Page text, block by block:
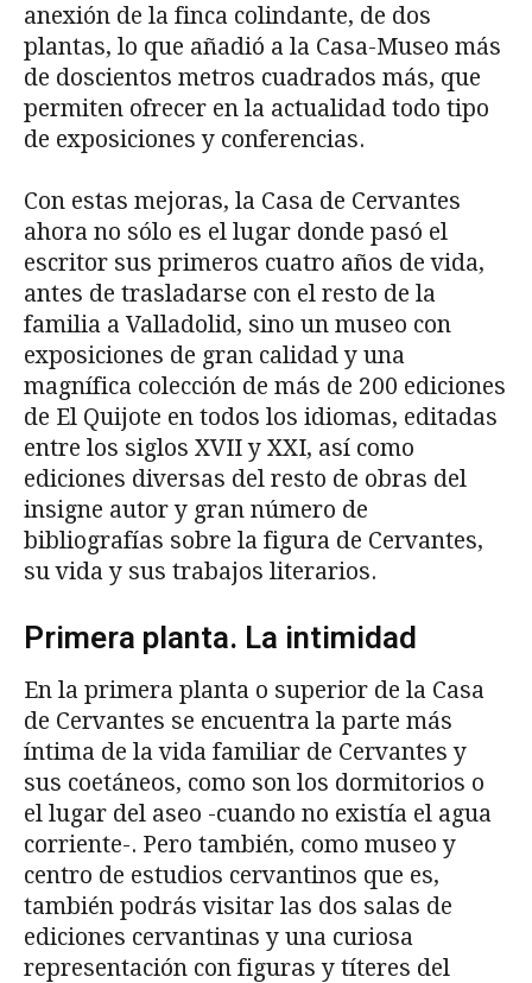
anexión de la finca colindante, de dos
plantas, lo que añadió a la Casa-Museo más
de doscientos metros cuadrados más, que
permiten ofrecer en la actualidad todo tipo
de exposiciones y conferencias.
Con estas mejoras, la Casa de Cervantes
ahora no sólo es el lugar donde pasó el
escritor sus primeros cuatro años de vida,
antes de trasladarse con el resto de la
familia a Valladolid, sino un museo con
exposiciones de gran calidad y una
magnífica colección de más de 200 ediciones
de El Quijote en todos los idiomas, editadas
entre los siglos XVII y XXI, así como
ediciones diversas del resto de obras del
insigne autor y gran número de
bibliografías sobre la figura de Cervantes,
su vida y sus trabajos literarios.
Primera planta. La intimidad
En la primera planta o superior de la Casa
de Cervantes se encuentra la parte más
íntima de la vida familiar de Cervantes y
sus coetáneos, como son los dormitorios o
el lugar del aseo -cuando no existía el agua
corriente-. Pero también, como museo y
centro de estudios cervantinos que es,
también podrás visitar las dos salas de
ediciones cervantinas y una curiosa
representación con figuras y títeres del